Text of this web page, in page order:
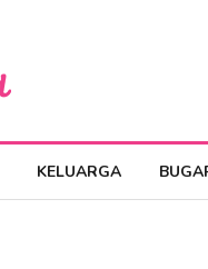
KELUARGA